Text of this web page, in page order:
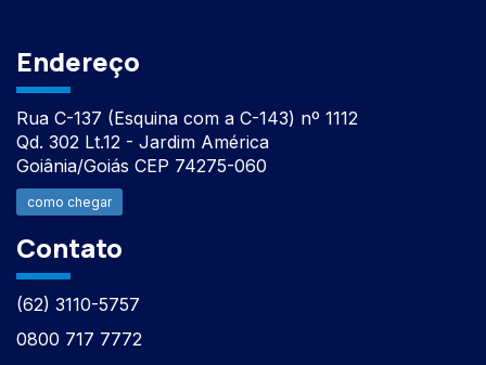
Endereço
Rua C-137 (Esquina com a C-143) nº 1112
Qd. 302 Lt.12 - Jardim América
Goiânia/Goiás CEP 74275-060
como chegar
Contato
(62) 3110-5757
0800 717 7772